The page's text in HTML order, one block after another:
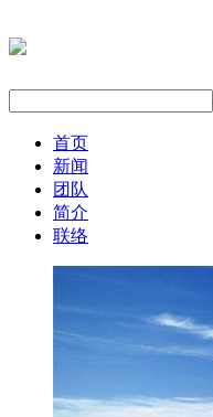
首页
新闻
团队
简介
联络